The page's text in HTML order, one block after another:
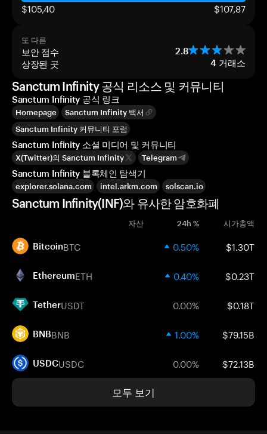
$105,40 $107,87
또 다른
보안 점수 2.8
상장된 곳 4 거래소
Sanctum Infinity 공식 리소스 및 커뮤니티
Sanctum Infinity 공식 링크
Homepage
Sanctum Infinity 백서
Sanctum Infinity 커뮤니티 포럼
Sanctum Infinity 소셜 미디어 및 커뮤니티
X(Twitter)의 Sanctum Infinity Telegram
Sanctum Infinity 블록체인 탐색기
explorer.solana.com intel.arkm.com solscan.io
Sanctum Infinity(INF)와 유사한 암호화폐
자산 24h % 시가총액
BitcoinBTC 0.50% $1.30T
EthereumETH 0.40% $0.23T
TetherUSDT 0.00% $0.18T
BNBBNB 1.00% $79.15B
USDCUSDC 0.00% $72.13B
모두 보기